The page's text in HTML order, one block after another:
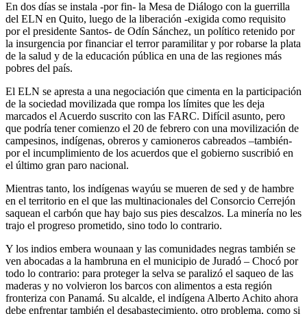
En dos días se instala -por fin- la Mesa de Diálogo con la guerrilla
del ELN en Quito, luego de la liberación -exigida como requisito
por el presidente Santos- de Odín Sánchez, un político retenido por
la insurgencia por financiar el terror paramilitar y por robarse la plata
de la salud y de la educación pública en una de las regiones más
pobres del país.
El ELN se apresta a una negociación que cimenta en la participación
de la sociedad movilizada que rompa los límites que les deja
marcados el Acuerdo suscrito con las FARC. Difícil asunto, pero
que podría tener comienzo el 20 de febrero con una movilización de
campesinos, indígenas, obreros y camioneros cabreados –también-
por el incumplimiento de los acuerdos que el gobierno suscribió en
el último gran paro nacional.
Mientras tanto, los indígenas wayúu se mueren de sed y de hambre
en el territorio en el que las multinacionales del Consorcio Cerrejón
saquean el carbón que hay bajo sus pies descalzos. La minería no les
trajo el progreso prometido, sino todo lo contrario.
Y los indios embera wounaan y las comunidades negras también se
ven abocadas a la hambruna en el municipio de Juradó – Chocó por
todo lo contrario: para proteger la selva se paralizó el saqueo de las
maderas y no volvieron los barcos con alimentos a esta región
fronteriza con Panamá. Su alcalde, el indígena Alberto Achito ahora
debe enfrentar también el desabastecimiento, otro problema, como si